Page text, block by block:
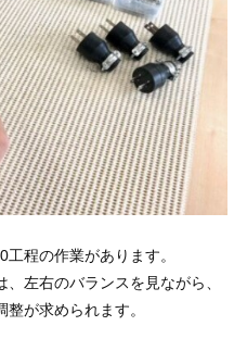
程の作業があります。
左右のバランスを見ながら、
が求められます。